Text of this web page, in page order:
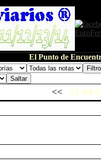
El Punto de
<< 25-04-